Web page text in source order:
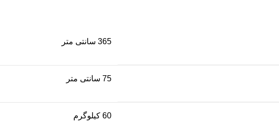
365 سانتی متر
75 سانتی متر
60 کیلوگرم